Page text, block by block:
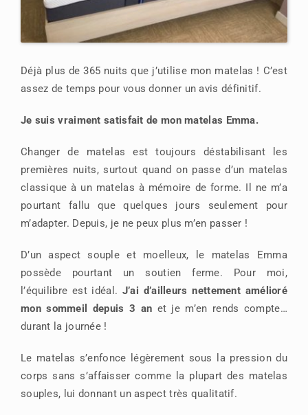
Déjà plus de 365 nuits que j’utilise mon matelas ! C’est
assez de temps pour vous donner un avis définitif.
Je suis vraiment satisfait de mon matelas Emma.
Changer de matelas est toujours déstabilisant les
premières nuits, surtout quand on passe d’un matelas
classique à un matelas à mémoire de forme. Il ne m’a
pourtant fallu que quelques jours seulement pour
m’adapter. Depuis, je ne peux plus m’en passer !
D’un aspect souple et moelleux, le matelas Emma
possède pourtant un soutien ferme. Pour moi,
l’équilibre est idéal. J’ai d’ailleurs nettement amélioré
mon sommeil depuis 3 an et je m’en rends compte…
durant la journée !
Le matelas s’enfonce légèrement sous la pression du
corps sans s’affaisser comme la plupart des matelas
souples, lui donnant un aspect très qualitatif.